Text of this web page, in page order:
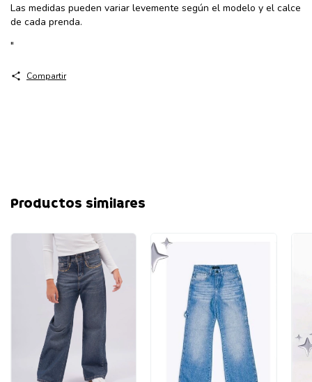
Las medidas pueden variar levemente según el modelo y el calce
de cada prenda.
"
Compartir
Productos similares